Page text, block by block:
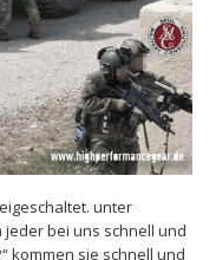
unter
bei uns schnell und
kommen sie schnell und